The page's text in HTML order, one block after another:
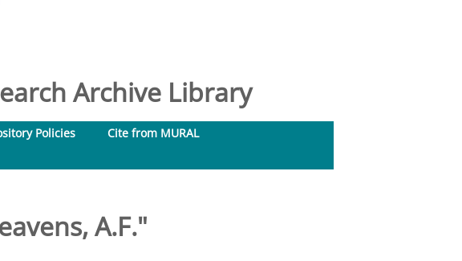
Archive Library
Policies
Cite from MURAL
A.F."